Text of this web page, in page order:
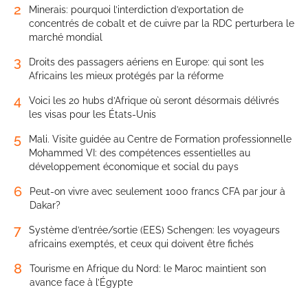
2
Minerais: pourquoi l’interdiction d’exportation de
concentrés de cobalt et de cuivre par la RDC perturbera le
marché mondial
3
Droits des passagers aériens en Europe: qui sont les
Africains les mieux protégés par la réforme
4
Voici les 20 hubs d’Afrique où seront désormais délivrés
les visas pour les États-Unis
5
Mali. Visite guidée au Centre de Formation professionnelle
Mohammed VI: des compétences essentielles au
développement économique et social du pays
6
Peut-on vivre avec seulement 1000 francs CFA par jour à
Dakar?
7
Système d’entrée/sortie (EES) Schengen: les voyageurs
africains exemptés, et ceux qui doivent être fichés
8
Tourisme en Afrique du Nord: le Maroc maintient son
avance face à l’Égypte